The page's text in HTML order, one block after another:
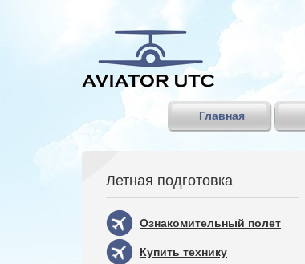
Главная
Летная подготовка
Ознакомительный полет
Купить технику